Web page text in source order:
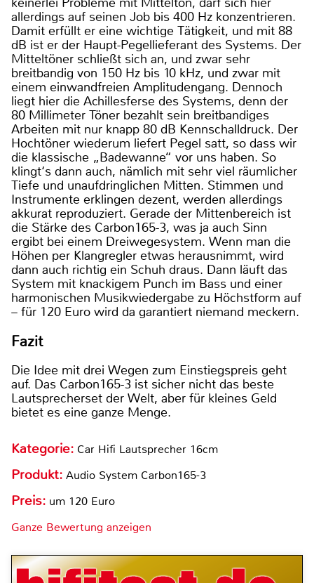
allerdings auf seinen Job bis 400 Hz konzentrieren.
Damit erfüllt er eine wichtige Tätigkeit, und mit 88
dB ist er der Haupt-Pegellieferant des Systems. Der
Mitteltöner schließt sich an, und zwar sehr
breitbandig von 150 Hz bis 10 kHz, und zwar mit
einem einwandfreien Amplitudengang. Dennoch
liegt hier die Achillesferse des Systems, denn der
80 Millimeter Töner bezahlt sein breitbandiges
Arbeiten mit nur knapp 80 dB Kennschalldruck. Der
Hochtöner wiederum liefert Pegel satt, so dass wir
die klassische „Badewanne“ vor uns haben. So
klingt‘s dann auch, nämlich mit sehr viel räumlicher
Tiefe und unaufdringlichen Mitten. Stimmen und
Instrumente erklingen dezent, werden allerdings
akkurat reproduziert. Gerade der Mittenbereich ist
die Stärke des Carbon165-3, was ja auch Sinn
ergibt bei einem Dreiwegesystem. Wenn man die
Höhen per Klangregler etwas herausnimmt, wird
dann auch richtig ein Schuh draus. Dann läuft das
System mit knackigem Punch im Bass und einer
harmonischen Musikwiedergabe zu Höchstform auf
– für 120 Euro wird da garantiert niemand meckern.
Fazit
Die Idee mit drei Wegen zum Einstiegspreis geht
auf. Das Carbon165-3 ist sicher nicht das beste
Lautsprecherset der Welt, aber für kleines Geld
bietet es eine ganze Menge.
Kategorie: Car Hifi Lautsprecher 16cm
Produkt: Audio System Carbon165-3
Preis: um 120 Euro
Ganze Bewertung anzeigen